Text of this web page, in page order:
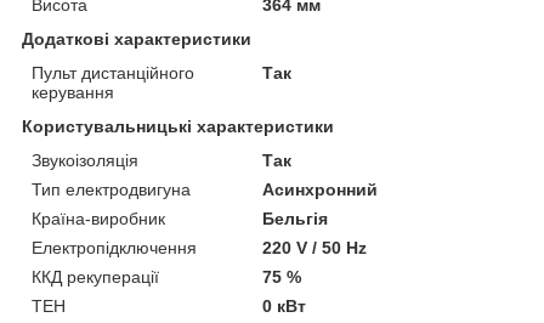
Висота
364 мм
Додаткові характеристики
Пульт дистанційного
керування
Так
Користувальницькі характеристики
Звукоізоляція
Так
Тип електродвигуна
Асинхронний
Країна-виробник
Бельгія
Електропідключення
220 V / 50 Hz
ККД рекуперації
75 %
ТЕН
0 кВт